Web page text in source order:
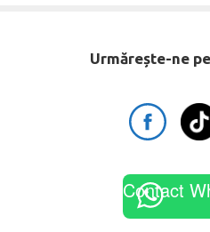
Urmărește-ne
Contact